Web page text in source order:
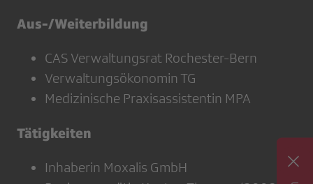
Aus-/Weiterbildung
CAS Verwaltungsrat Rochester-Bern
Verwaltungsökonomin TG
Medizinische Praxisassistentin MPA
Tätigkeiten
Inhaberin Moxalis GmbH